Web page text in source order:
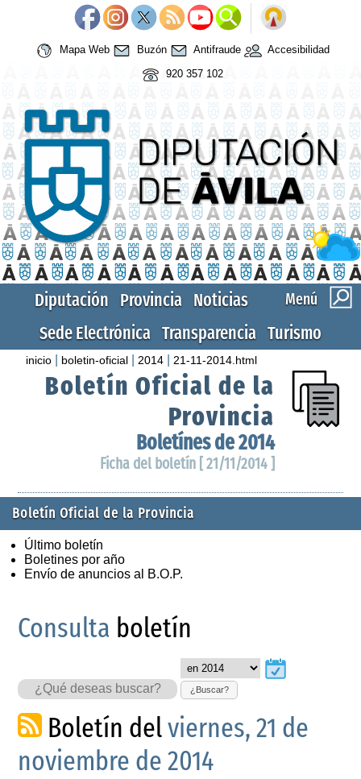
Mapa Web Buzón Antifraude
Accesibilidad
920 357 102
Menú
Diputación Provincia Noticias
Sede Electrónica Transparencia Turismo
inicio boletin-oficial 2014 21-11-2014.html
Boletín Oficial de la
Provincia
Boletínes de 2014
Ficha del boletín [ 21/11/2014 ]
Boletín Oficial de la Provincia
Último boletín
Boletines por año
Envío de anuncios al B.O.P.
Consulta boletín
¿Buscar?
Boletín delviernes, 21 de
noviembre de 2014